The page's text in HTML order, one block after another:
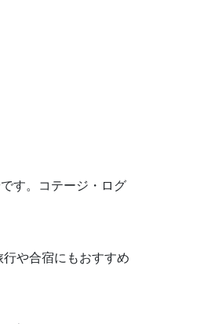
す。コテージ・ログ
や合宿にもおすすめ